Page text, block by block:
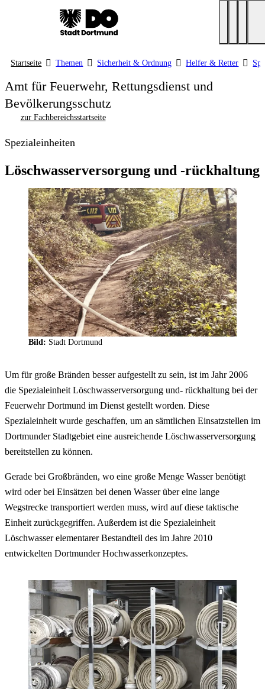
Startseite Themen Sicherheit & Ordnung Helfer & Retter
Amt für Feuerwehr, Rettungsdienst und
Bevölkerungsschutz
zur Fachbereichsstartseite
Spezialeinheiten
Löschwasserversorgung und -rückhaltung
Bild: Stadt Dortmund
Um für große Bränden besser aufgestellt zu sein, ist im Jahr 2006
die Spezialeinheit Löschwasserversorgung und- rückhaltung bei der
Feuerwehr Dortmund im Dienst gestellt worden. Diese
Spezialeinheit wurde geschaffen, um an sämtlichen Einsatzstellen im
Dortmunder Stadtgebiet eine ausreichende Löschwasserversorgung
bereitstellen zu können.
Gerade bei Großbränden, wo eine große Menge Wasser benötigt
wird oder bei Einsätzen bei denen Wasser über eine lange
Wegstrecke transportiert werden muss, wird auf diese taktische
Einheit zurückgegriffen. Außerdem ist die Spezialeinheit
Löschwasser elementarer Bestandteil des im Jahre 2010
entwickelten Dortmunder Hochwasserkonzeptes.